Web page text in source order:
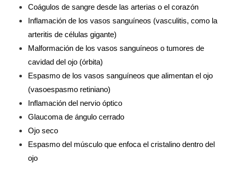
Coágulos de sangre desde las arterias o el corazón
Inflamación de los vasos sanguíneos (vasculitis, como la
arteritis de células gigante)
Malformación de los vasos sanguíneos o tumores de
cavidad del ojo (órbita)
Espasmo de los vasos sanguíneos que alimentan el ojo
(vasoespasmo retiniano)
Inflamación del nervio óptico
Glaucoma de ángulo cerrado
Ojo seco
Espasmo del músculo que enfoca el cristalino dentro del
ojo